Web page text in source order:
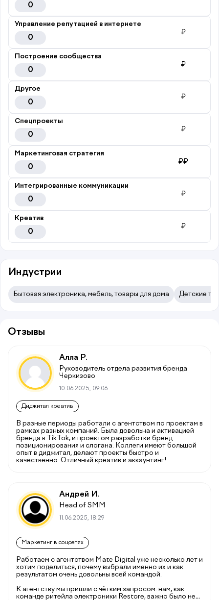
0
Управление репутацией в интернете
0
₽
Построение сообщества
0
₽
Другое
0
₽
Спецпроекты
0
₽
Маркетинговая стратегия
0
₽₽
Интегрированные коммуникации
0
₽
Креатив
0
₽
Индустрии
Бытовая электроника, мебель, товары для дома Детские
Отзывы
Алла Р.
Руководитель отдела развития бренда
Черкизово
10.06.2025, 09:06
Диджитал креатив
В разные периоды работали с агентством по проектам в
рамках разных компаний. Была довольна и активацией
бренда в TikTok, и проектом разработки бренд
позиционирования и слогана. Коллеги имеют большой
опыт в диджитал, делают проекты быстро и
качественно. Отличный креатив и аккаунтинг!
Андрей И.
Head of SMM
11.06.2025, 18:29
Маркетинг в соцсетях
Работаем с агентством Mate Digital уже несколько лет и
хотим поделиться, почему выбрали именно их и как
результатом очень довольны всей командой.
К агентству мы пришли с чётким запросом: нам, как
команде ритейла электроники Restore, важно было не